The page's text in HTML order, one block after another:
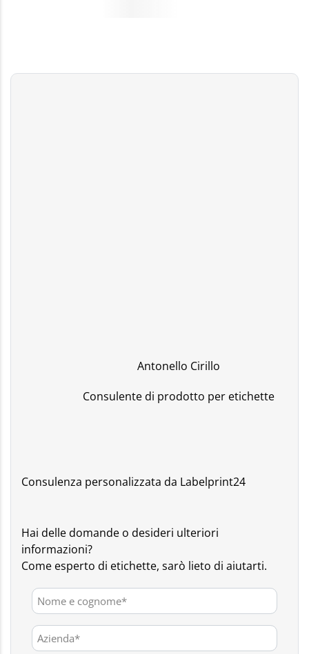
Antonello Cirillo
Consulente di prodotto per etichette
Consulenza personalizzata da Labelprint24
Hai delle domande o desideri ulteriori
informazioni?
Come esperto di etichette, sarò lieto di aiutarti.